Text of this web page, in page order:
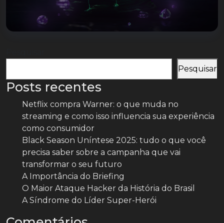
Pesquisar
Posts recentes
Netflix compra Warner: o que muda no
streaming e como isso influencia sua experiência
como consumidor
Black Season Uníntese 2025: tudo o que você
precisa saber sobre a campanha que vai
transformar o seu futuro
A Importância do Briefing
O Maior Ataque Hacker da História do Brasil
A Síndrome do Líder Super-Herói